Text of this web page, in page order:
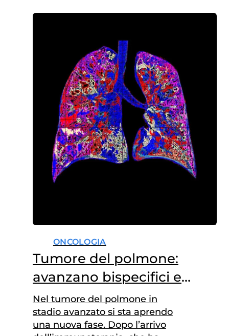
ONCOLOGIA
Tumore del polmone:
avanzano bispecifici e
anticorpi coniugati
Nel tumore del polmone in
stadio avanzato si sta aprendo
una nuova fase. Dopo l’arrivo